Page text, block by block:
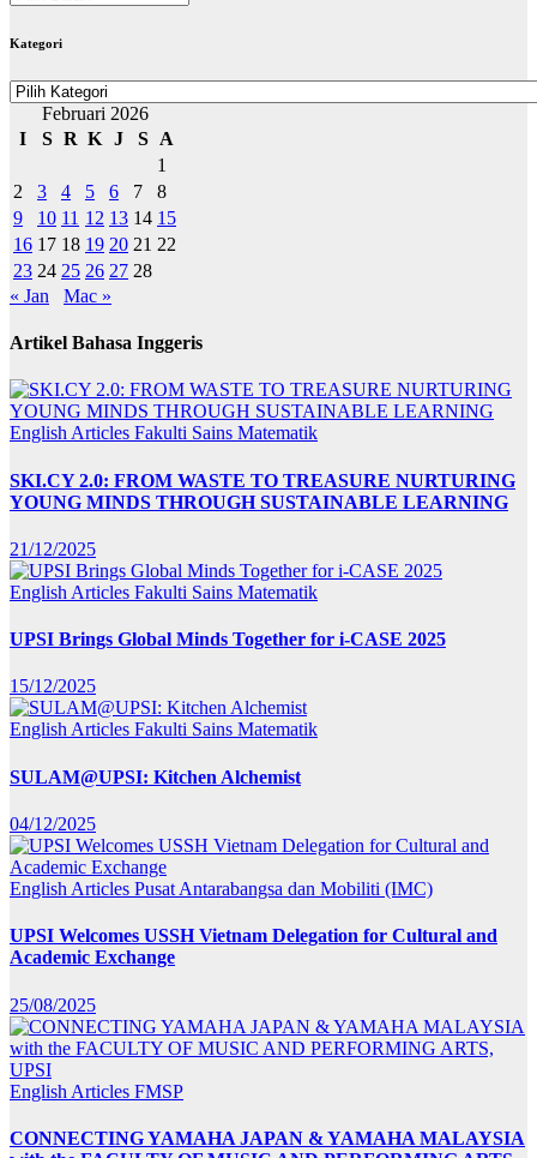
Kategori
Kategori
Februari 2026
I
S R K J S
A
1
2
3 4 5 6 7
8
9
10 11 12 13 14 15
16 17 18 19 20 21 22
23 24 25 26 27 28
« Jan
Mac »
Artikel Bahasa Inggeris
English Articles Fakulti Sains Matematik
SKI.CY 2.0: FROM WASTE TO TREASURE NURTURING
YOUNG MINDS THROUGH SUSTAINABLE LEARNING
21/12/2025
English Articles Fakulti Sains Matematik
UPSI Brings Global Minds Together for i-CASE 2025
15/12/2025
English Articles Fakulti Sains Matematik
SULAM@UPSI: Kitchen Alchemist
04/12/2025
English Articles Pusat Antarabangsa dan Mobiliti (IMC)
UPSI Welcomes USSH Vietnam Delegation for Cultural and
Academic Exchange
25/08/2025
English Articles FMSP
CONNECTING YAMAHA JAPAN & YAMAHA MALAYSIA